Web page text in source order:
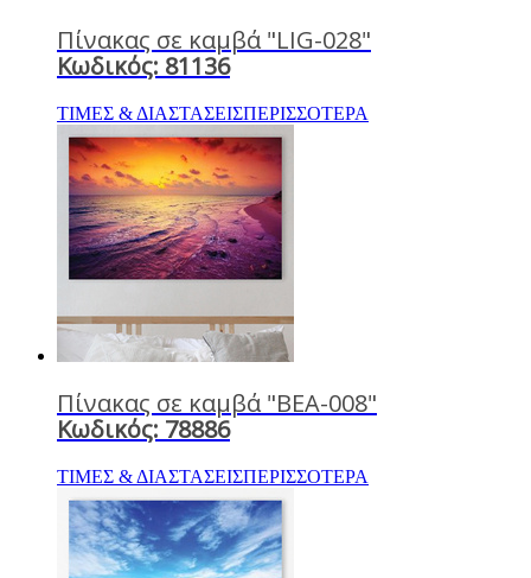
Πίνακας σε καμβά "LIG-028"
Κωδικός: 81136
ΤΙΜΕΣ & ΔΙΑΣΤΑΣΕΙΣΠΕΡΙΣΣΟΤΕΡΑ
Πίνακας σε καμβά "BEA-008"
Κωδικός: 78886
ΤΙΜΕΣ & ΔΙΑΣΤΑΣΕΙΣΠΕΡΙΣΣΟΤΕΡΑ